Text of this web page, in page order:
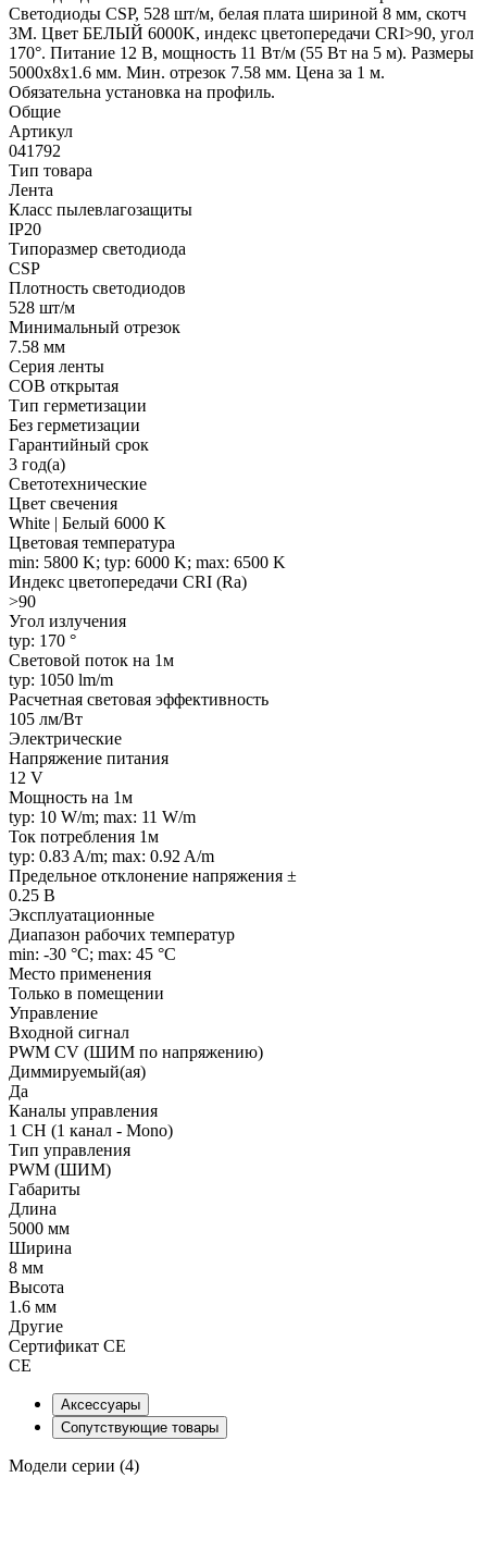
Светодиоды CSP, 528 шт/м, белая плата шириной 8 мм, скотч
3M. Цвет БЕЛЫЙ 6000K, индекс цветопередачи CRI>90, угол
170°. Питание 12 В, мощность 11 Вт/м (55 Вт на 5 м). Размеры
5000х8х1.6 мм. Мин. отрезок 7.58 мм. Цена за 1 м.
Обязательна установка на профиль.
Общие
Артикул
041792
Тип товара
Лента
Класс пылевлагозащиты
IP20
Типоразмер светодиода
CSP
Плотность светодиодов
528 шт/м
Минимальный отрезок
7.58 мм
Серия ленты
COB открытая
Тип герметизации
Без герметизации
Гарантийный срок
3 год(а)
Светотехнические
Цвет свечения
White | Белый 6000 K
Цветовая температура
min: 5800 K; typ: 6000 K; max: 6500 K
Индекс цветопередачи CRI (Ra)
>90
Угол излучения
typ: 170 °
Световой поток на 1м
typ: 1050 lm/m
Расчетная световая эффективность
105 лм/Вт
Электрические
Напряжение питания
12 V
Мощность на 1м
typ: 10 W/m; max: 11 W/m
Ток потребления 1м
typ: 0.83 A/m; max: 0.92 A/m
Предельное отклонение напряжения ±
0.25 В
Эксплуатационные
Диапазон рабочих температур
min: -30 °C; max: 45 °C
Место применения
Только в помещении
Управление
Входной сигнал
PWM СV (ШИМ по напряжению)
Диммируемый(ая)
Да
Каналы управления
1 CH (1 канал - Mono)
Тип управления
PWM (ШИМ)
Габариты
Длина
5000 мм
Ширина
8 мм
Высота
1.6 мм
Другие
Сертификат CE
CE
Аксессуары
Сопутствующие товары
Модели серии (4)